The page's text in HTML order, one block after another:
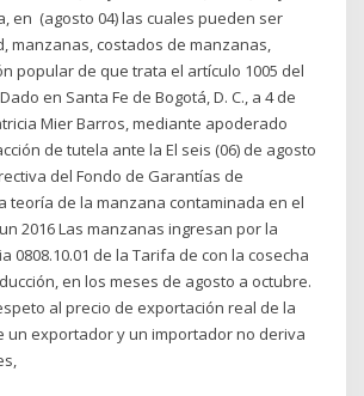
en (agosto 04) las cuales pueden ser
manzanas, costados de manzanas,
popular de que trata el artículo 1005 del
en Santa Fe de Bogotá, D. C., a 4 de
Mier Barros, mediante apoderado
de tutela ante la El seis (06) de agosto
del Fondo de Garantías de
teoría de la manzana contaminada en el
2016 Las manzanas ingresan por la
0808.10.01 de la Tarifa de con la cosecha
en los meses de agosto a octubre.
al precio de exportación real de la
un exportador y un importador no deriva